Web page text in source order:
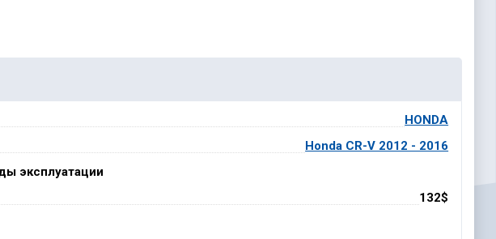
HONDA
Honda CR-V 2012 - 2016
эксплуатации
132$